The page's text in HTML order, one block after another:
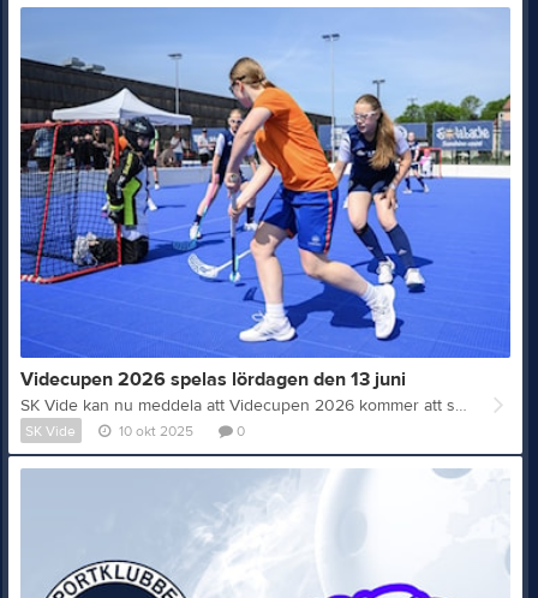
Videcupen 2026 spelas lördagen den 13 juni
SK Vide kan nu meddela att Videcupen 2026 kommer att spelas lördagen den 13 juni. Baserat på den uppskattade feedback som vi fått från de 68 lag som deltog 2025 så kommer Videcupen 2026 att utvecklas inom några områden. Dels så gör vi en fullständig översyn av klassindelningen och dispensreglerna syftande till att alla lag ska få möta jämnbördigt motstånd. Vidare kommer tiden mellan ett lags matcher utökas så att det blir längre tid på cupområdet för varje lag och därmed mer cupkänsla och tid för lunch, bad och andra aktiviteter. Avslutningsvis så kommer kostnaden för deltagande justeras så att tidig anmälan uppmuntras. Särskilt fokus kommer härvid att läggas vid att öka antalet deltagande flick- och damlag. Mer info kommer att ges i samband med att anmälan öppnar i januari. https://videcupen.cups.nu/start Varmt välkomna till Videcupen 2026 - en innebandyfest för alla! Foto: @fotobyoscar
SK Vide 10 okt 2025 0